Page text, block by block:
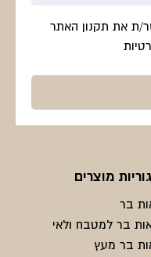
מוצרים
בר
בר למטבח ולאי
בר מעץ
ת את תקנון האתר